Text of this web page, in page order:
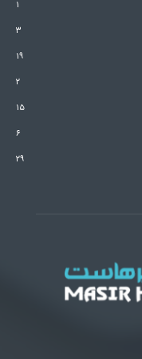
۱
۳
۱۹
۲
۱۵
۶
۲۹